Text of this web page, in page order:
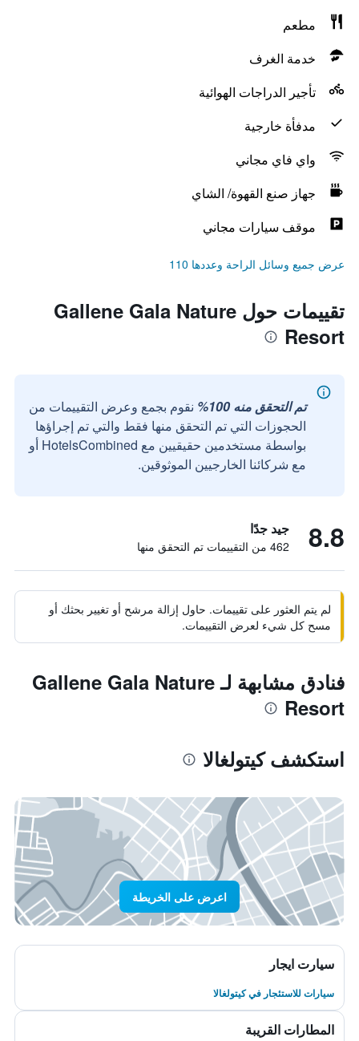
مطعم
خدمة الغرف
تأجير الدراجات الهوائية
مدفأة خارجية
واي فاي مجاني
جهاز صنع القهوة/ الشاي
موقف سيارات مجاني
عرض جميع وسائل الراحة وعددها 110
تقييمات حول Gallene Gala Nature
Resort
تم التحقق منه 100%
نقوم بجمع وعرض التقييمات من
الحجوزات التي تم التحقق منها فقط والتي تم إجراؤها
بواسطة مستخدمين حقيقيين مع HotelsCombined أو
مع شركائنا الخارجيين الموثوقين.
8.8 جيد جدًا
462 من التقييمات تم التحقق منها
لم يتم العثور على تقييمات. حاول إزالة مرشح أو تغيير بحثك أو
مسح كل شيء لعرض التقييمات.
فنادق مشابهة لـ Gallene Gala Nature
Resort
استكشف كيتولغالا
اعرض على الخريطة
سيارت ايجار
سيارات للاستئجار في كيتولغالا
المطارات القريبة